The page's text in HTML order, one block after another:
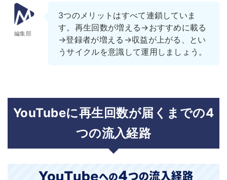
編集部
3つのメリットはすべて連鎖していま
す。再生回数が増える→おすすめに載る
→登録者が増える→収益が上がる、とい
うサイクルを意識して運用しましょう。
YouTubeに再生回数が届くまでの4
つの流入経路